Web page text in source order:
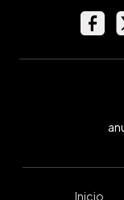
Inicio